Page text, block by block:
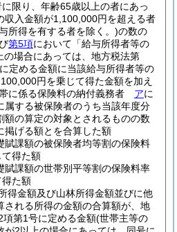
限り、年齢65歳以上の者にあっ
収入金額が1,100,000円を超える者
所得を有する者を除く。)の数の
第5項において「給与所得者等の
の場合にあっては、地方税法第
定める金額に当該給与所得者等の
円を乗じて得た金額を加え
に係る保険料の納付義務者 アに
属する被保険者のうち当該年度分
額の算定の対象とされるものの数
掲げる額とを合算した額
賦課額の被保険者均等割の保険料
得た額
賦課額の世帯別平等割の保険料率
た額
得金額及び山林所得金額並びに他
される所得の金額の合算額が、地
第1号に定める金額(世帯主等の